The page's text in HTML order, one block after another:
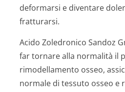
deformarsi e diventare
fratturarsi.
Acido Zoledronico Sandoz
far tornare alla normalità il
rimodellamento osseo,
normale di tessuto osseo e